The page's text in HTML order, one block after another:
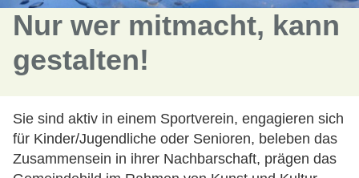
Nur wer mitmacht, kann
gestalten!
Sie sind aktiv in einem Sportverein, engagieren sich
für Kinder/Jugendliche oder Senioren, beleben das
Zusammensein in ihrer Nachbarschaft, prägen das